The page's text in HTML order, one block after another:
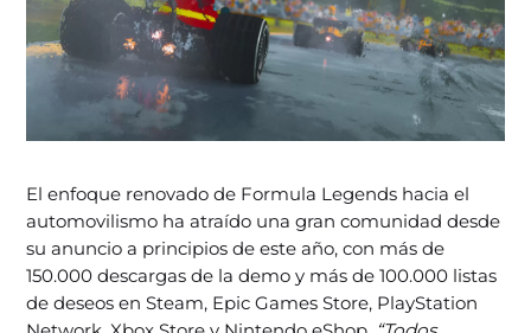
El enfoque renovado de Formula Legends hacia el
automovilismo ha atraído una gran comunidad desde
su anuncio a principios de este año, con más de
150.000 descargas de la demo y más de 100.000 listas
de deseos en Steam, Epic Games Store, PlayStation